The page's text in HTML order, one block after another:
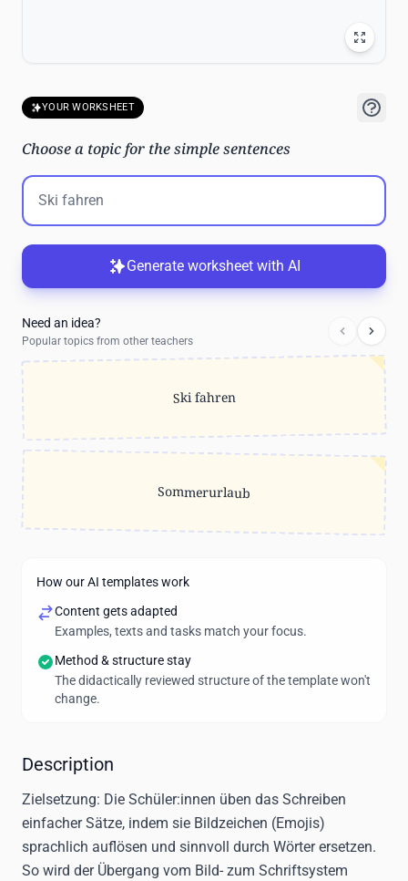
YOUR WORKSHEET
Choose a topic for the simple sentences
Generate worksheet with AI
Need an idea?
Popular topics from other teachers
Ski fahren
Sommerurlaub
How our AI templates work
Content gets adapted
Examples, texts and tasks match your focus.
Method & structure stay
The didactically reviewed structure of the template won't
change.
Description
Zielsetzung: Die Schüler:innen üben das Schreiben
einfacher Sätze, indem sie Bildzeichen (Emojis)
sprachlich auflösen und sinnvoll durch Wörter ersetzen.
So wird der Übergang vom Bild- zum Schriftsystem